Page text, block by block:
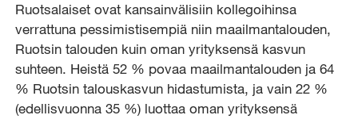
Ruotsalaiset ovat kansainvälisiin kollegoihinsa
verrattuna pessimistisempiä niin maailmantalouden,
Ruotsin talouden kuin oman yrityksensä kasvun
suhteen. Heistä 52 % povaa maailmantalouden ja 64
% Ruotsin talouskasvun hidastumista, ja vain 22 %
(edellisvuonna 35 %) luottaa oman yrityksensä